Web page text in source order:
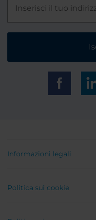
Informazioni legali
Politica sui cookie